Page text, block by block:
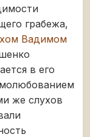
грабежа,
Вадимом
в его
же слухов